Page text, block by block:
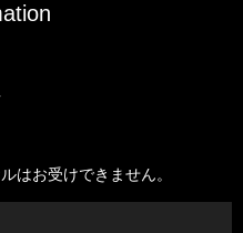
はお受けできません。